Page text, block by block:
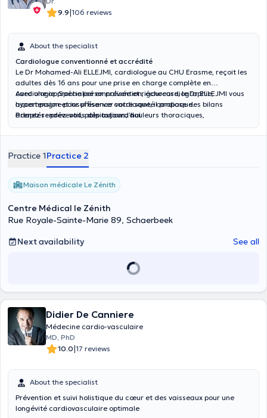
9.9|106 reviews
About the specialist
Cardiologue conventionné et accrédité
Le Dr Mohamed-Ali ELLEJMI, cardiologue au CHU Erasme, reçoit les
adultes dès 16 ans pour une prise en charge complète en
cardiologie. Spécialisé en prévention, échocardiographie,
hypertension et insuffisance cardiaque, il propose des bilans
adaptés : préventif, palpitations, douleurs thoraciques,
Avec une approche personnalisée et rigoureuse, le Dr ELLEJMI vous
accompagne pour préserver votre santé cardiaque.
Prenez rendez-vous dès aujourd’hui.
Practice 1Practice 2
Maison médicale Le Zénith
Centre Médical le Zénith
Rue Royale-Sainte-Marie 89, Schaerbeek
Next availability
See all
Didier De Canniere
Médecine cardio-vasculaire
MD, PhD
10.0|17 reviews
About the specialist
Prévention et suivi holistique du cœur et des vaisseaux pour une
longévité cardiovasculaire optimale